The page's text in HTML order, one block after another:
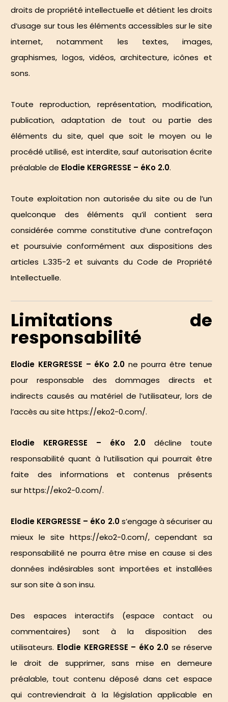
droits de propriété intellectuelle et détient les droits
d’usage sur tous les éléments accessibles sur le site
internet, notamment les textes, images,
graphismes, logos, vidéos, architecture, icônes et
sons.
Toute reproduction, représentation, modification,
publication, adaptation de tout ou partie des
éléments du site, quel que soit le moyen ou le
procédé utilisé, est interdite, sauf autorisation écrite
préalable de Elodie KERGRESSE – éKo 2.0.
Toute exploitation non autorisée du site ou de l’un
quelconque des éléments qu’il contient sera
considérée comme constitutive d’une contrefaçon
et poursuivie conformément aux dispositions des
articles L.335-2 et suivants du Code de Propriété
Intellectuelle.
Limitations de
responsabilité
Elodie KERGRESSE – éKo 2.0 ne pourra être tenue
pour responsable des dommages directs et
indirects causés au matériel de l’utilisateur, lors de
l’accès au sitehttps://eko2-0.com/.
Elodie KERGRESSE – éKo 2.0décline toute
responsabilité quant à l’utilisation qui pourrait être
faite des informations et contenus présents
surhttps://eko2-0.com/.
Elodie KERGRESSE – éKo 2.0s’engage à sécuriser au
mieux le sitehttps://eko2-0.com/, cependant sa
responsabilité ne pourra être mise en cause si des
données indésirables sont importées et installées
sur son site à son insu.
Des espaces interactifs (espace contact ou
commentaires) sont à la disposition des
utilisateurs. Elodie KERGRESSE – éKo 2.0 se réserve
le droit de supprimer, sans mise en demeure
préalable, tout contenu déposé dans cet espace
qui contreviendrait à la législation applicable en